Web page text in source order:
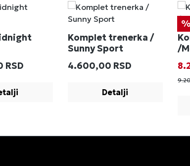
RSD
Komplet trenerka /
Sunny Sport
Redovna cena:
4.600,00 RSD
Detalji
%
/